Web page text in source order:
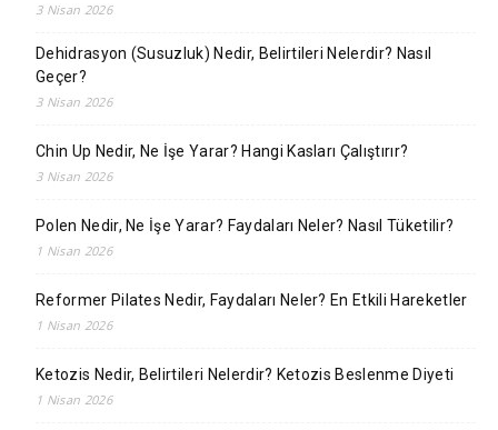
3 Nisan 2026
Dehidrasyon (Susuzluk) Nedir, Belirtileri Nelerdir? Nasıl
Geçer?
3 Nisan 2026
Chin Up Nedir, Ne İşe Yarar? Hangi Kasları Çalıştırır?
3 Nisan 2026
Polen Nedir, Ne İşe Yarar? Faydaları Neler? Nasıl Tüketilir?
1 Nisan 2026
Reformer Pilates Nedir, Faydaları Neler? En Etkili Hareketler
1 Nisan 2026
Ketozis Nedir, Belirtileri Nelerdir? Ketozis Beslenme Diyeti
1 Nisan 2026